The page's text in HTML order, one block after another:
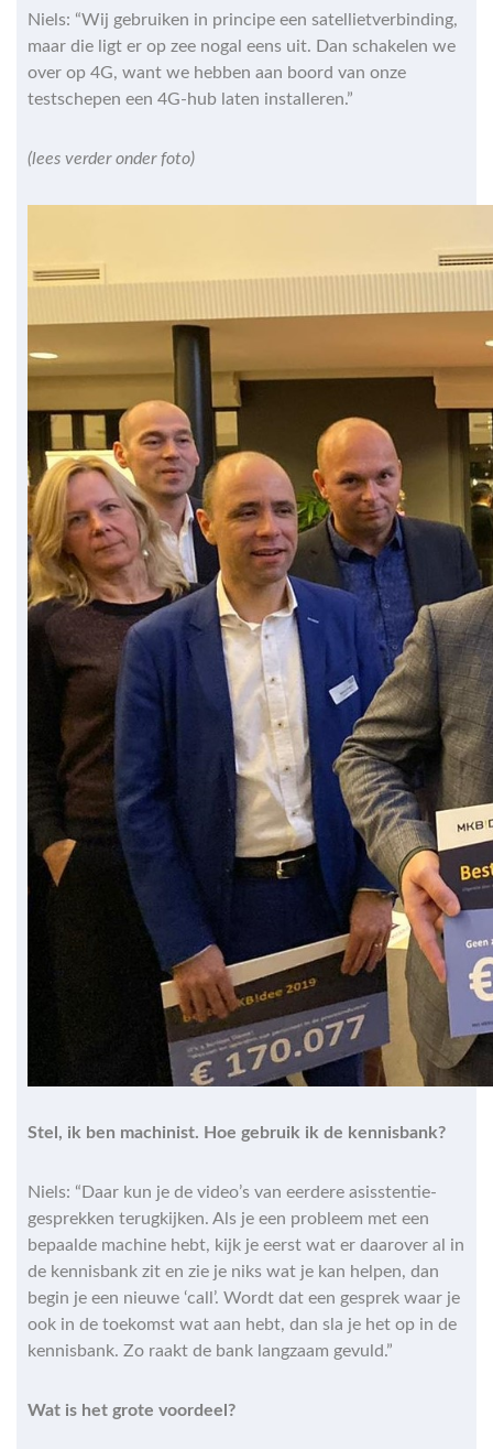
Niels: “Wij gebruiken in principe een satellietverbinding,
maar die ligt er op zee nogal eens uit. Dan schakelen we
over op 4G, want we hebben aan boord van onze
testschepen een 4G-hub laten installeren.”
(lees verder onder foto)
Stel, ik ben machinist. Hoe gebruik ik de kennisbank?
Niels: “Daar kun je de video’s van eerdere asisstentie-
gesprekken terugkijken. Als je een probleem met een
bepaalde machine hebt, kijk je eerst wat er daarover al in
de kennisbank zit en zie je niks wat je kan helpen, dan
begin je een nieuwe ‘call’. Wordt dat een gesprek waar je
ook in de toekomst wat aan hebt, dan sla je het op in de
kennisbank. Zo raakt de bank langzaam gevuld.”
Wat is het grote voordeel?